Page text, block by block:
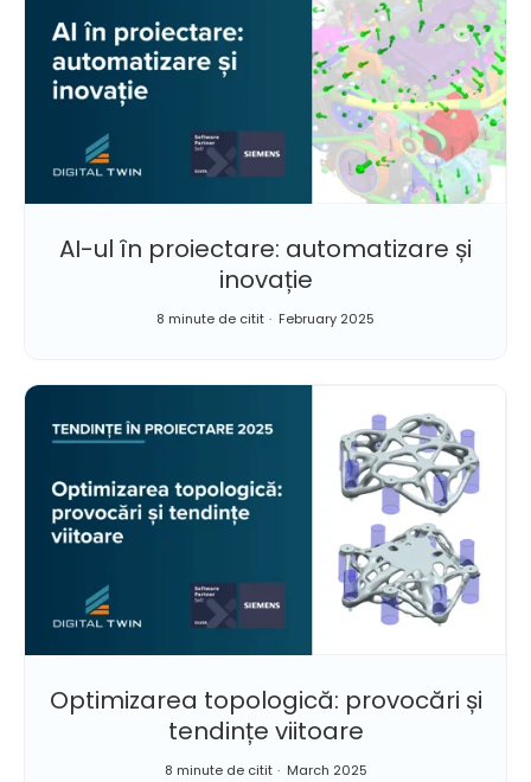
AI-ul în proiectare: automatizare și
inovație
8 minute de citit February 2025
Optimizarea topologică: provocări și
tendințe viitoare
8 minute de citit March 2025